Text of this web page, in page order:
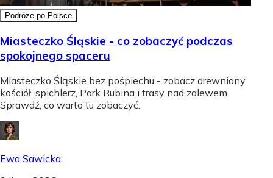
Podróże po Polsce
Miasteczko Śląskie - co zobaczyć podczas
spokojnego spaceru
Miasteczko Śląskie bez pośpiechu - zobacz drewniany
kościół, spichlerz, Park Rubina i trasy nad zalewem.
Sprawdź, co warto tu zobaczyć.
Ewa Sawicka